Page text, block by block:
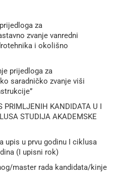
za
zvanje vanredni
i okolišno
prijedloga za
saradničko zvanje viši
PRIMLJENIH KANDIDATA U I
STUDIJA AKADEMSKE
upis u prvu godinu I ciklusa
(I upisni rok)
master rada kandidata/kinje